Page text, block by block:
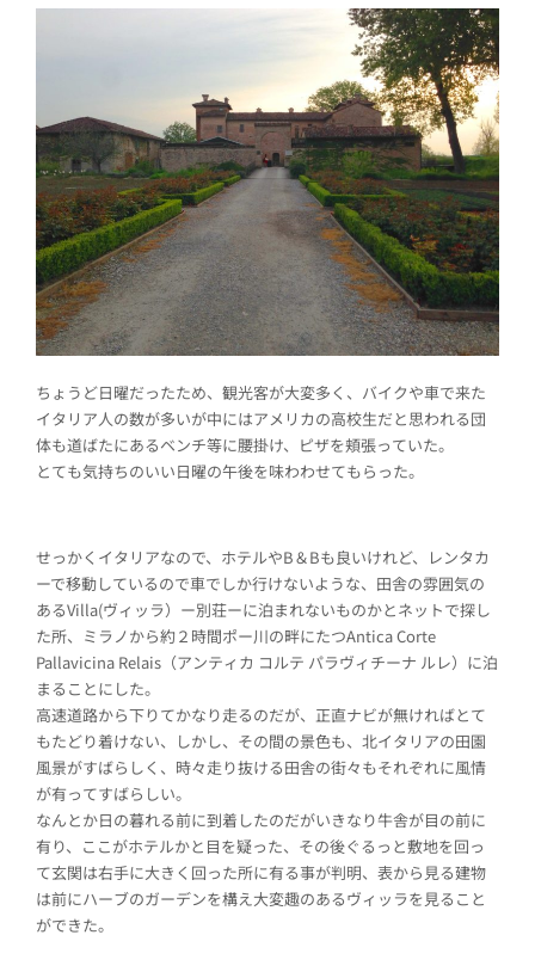
ちょうど日曜だったため、観光客が大変多く、バイクや車で来た
イタリア人の数が多いが中にはアメリカの高校生だと思われる団
体も道ばたにあるベンチ等に腰掛け、ピザを頬張っていた。
とても気持ちのいい日曜の午後を味わわせてもらった。
せっかくイタリアなので、ホテルやB＆Bも良いけれど、レンタカ
ーで移動しているので車でしか行けないような、田舎の雰囲気の
あるVilla(ヴィッラ）ー別荘ーに泊まれないものかとネットで探し
た所、ミラノから約２時間ポー川の畔にたつAntica Corte
Pallavicina Relais（アンティカ コルテ パラヴィチーナ ルレ）に泊
まることにした。
高速道路から下りてかなり走るのだが、正直ナビが無ければとて
もたどり着けない、しかし、その間の景色も、北イタリアの田園
風景がすばらしく、時々走り抜ける田舎の街々もそれぞれに風情
が有ってすばらしい。
なんとか日の暮れる前に到着したのだがいきなり牛舎が目の前に
有り、ここがホテルかと目を疑った、その後ぐるっと敷地を回っ
て玄関は右手に大きく回った所に有る事が判明、表から見る建物
は前にハーブのガーデンを構え大変趣のあるヴィッラを見ること
ができた。